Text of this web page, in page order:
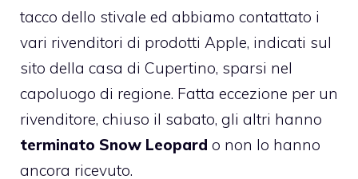
tacco dello stivale ed abbiamo contattato i
vari rivenditori di prodotti Apple, indicati sul
sito della casa di Cupertino, sparsi nel
capoluogo di regione. Fatta eccezione per un
rivenditore, chiuso il sabato, gli altri hanno
terminato Snow Leopard o non lo hanno
ancora ricevuto.